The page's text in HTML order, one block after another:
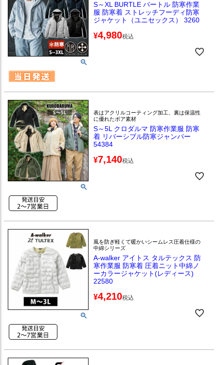
S～XL BURTLE バートル 防寒作業
服 防寒着 ストレッチフーディ防寒
ジャケット（ユニセックス） 3260
¥4,980税込
表はアクリルコーティング加工、裏は保温性
に優れたボア素材
S～5L クロダルマ 防寒作業服 防寒
着 リバーシブル防寒ジャンパー
54384
¥7,140税込
風を防ぎ軽くて暖かいシームレス圧着仕様の
中綿シリーズ
A-walker アイトス タルテックス 防
寒作業服 防寒着 圧着ニット中綿ノ
ーカラージャケット(レディース)
22580
¥4,210税込